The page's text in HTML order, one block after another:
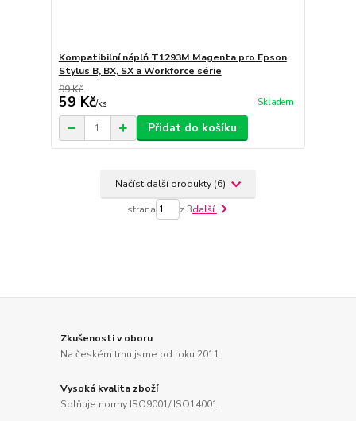
Kompatibilní náplň T1293M Magenta pro Epson
Stylus B, BX, SX a Workforce série
99 Kč
59 Kč/ks Skladem
Přidat do košíku
Načíst další produkty (6)
strana z 3další
Zkušenosti v oboru
Na českém trhu jsme od roku 2011
Vysoká kvalita zboží
Splňuje normy ISO9001/ ISO14001